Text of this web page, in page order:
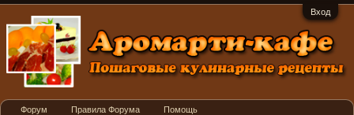
Вход
Форум Правила Форума Помощь